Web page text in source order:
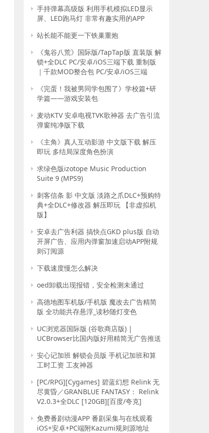
手持弹幕高级版 利用手机模拟LED显示
屏、LED跑马灯 非常有趣实用的APP
站长能不能更一下铁巢重炮
《鬼谷八荒》国际版/TapTap版 直装版 解
锁+全DLC PC/安卓/iOS三端下载 重制版
｜千款MOD整合包 PC/安卓/iOS三端
《完蛋！我被男同学包围了》学校篇+研
学篇——游戏安装包
麦动KTV 安卓电视TVK歌神器 去广告引流
弹窗纯净版下载
《主角》真人互动影游 中文版下载 解压
即玩 多结局深度角色扮演
求绿色版izotope Music Production
Suite 9 (MPS9)
刺客信条 影 中文版 淡路之爪DLC+预购特
典+全DLC+修改器 解压即玩 【非虚拟机
版】
安卓去广告利器 搞快点GKD plus版 自动
开屏广告、应用内弹窗加速启动APP附规
则订阅源
下载速度慢怎么解决
oed卸载出现报错，安全检测未通过
高德地图车机版/手机版 魔改去广告精简
版 全功能共存悬浮_读秒随灯变色
UC浏览器国际版 (谷歌商店版) |
UCBrowser比国内版好用精简无广告推送
安心记加班 解锁会员版 手机记加班和算
工时工资 工友神器
[PC/RPG][Cygames] 碧蓝幻想 Relink 无
尽黄昏／GRANBLUE FANTASY： Relink
V2.0.3+全DLC [120GB][百度/夸克]
免费番剧动漫APP 番剧采集与在线观看
iOS+安卓+PC端附Kazumi规则源地址